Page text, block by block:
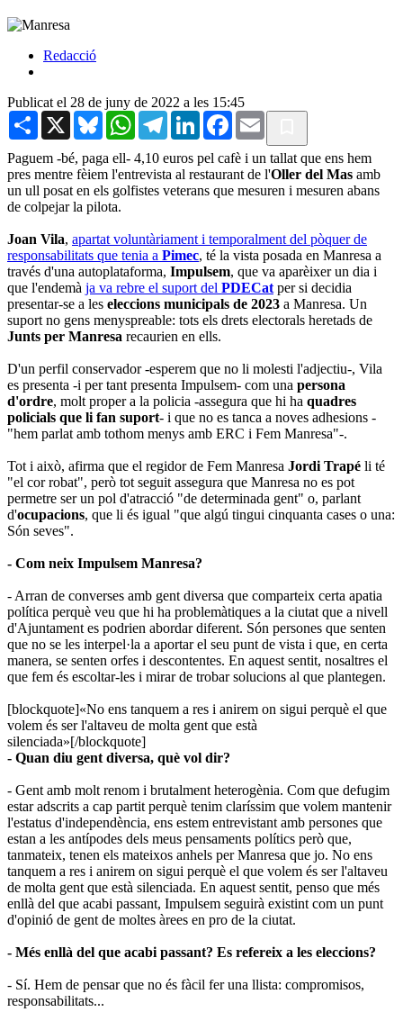
Redacció
Publicat el 28 de juny de 2022 a les 15:45
Share X BlueskyWhatsAppTelegramLinkedInFacebook
Email
Paguem -bé, paga ell- 4,10 euros pel cafè i un tallat que ens hem
pres mentre fèiem l'entrevista al restaurant de l'Oller del Mas amb
un ull posat en els golfistes veterans que mesuren i mesuren abans
de colpejar la pilota.
Joan Vila, apartat voluntàriament i temporalment del pòquer de
responsabilitats que tenia a Pimec, té la vista posada en Manresa a
través d'una autoplataforma, Impulsem, que va aparèixer un dia i
que l'endemà ja va rebre el suport del PDECat per si decidia
presentar-se a les eleccions municipals de 2023 a Manresa. Un
suport no gens menyspreable: tots els drets electorals heretads de
Junts per Manresa recaurien en ells.
D'un perfil conservador -esperem que no li molesti l'adjectiu-, Vila
es presenta -i per tant presenta Impulsem- com una persona
d'ordre, molt proper a la policia -assegura que hi ha quadres
policials que li fan suport- i que no es tanca a noves adhesions -
"hem parlat amb tothom menys amb ERC i Fem Manresa"-.
Tot i això, afirma que el regidor de Fem Manresa Jordi Trapé li té
"el cor robat", però tot seguit assegura que Manresa no es pot
permetre ser un pol d'atracció "de determinada gent" o, parlant
d'ocupacions, que li és igual "que algú tingui cinquanta cases o una:
Són seves".
- Com neix Impulsem Manresa?
- Arran de converses amb gent diversa que comparteix certa apatia
política perquè veu que hi ha problemàtiques a la ciutat que a nivell
d'Ajuntament es podrien abordar diferent. Són persones que senten
que no se les interpel·la a aportar el seu punt de vista i que, en certa
manera, se senten orfes i descontentes. En aquest sentit, nosaltres el
que fem és escoltar-les i mirar de trobar solucions al que plantegen.
[blockquote]«No ens tanquem a res i anirem on sigui perquè el que
volem és ser l'altaveu de molta gent que està
silenciada»[/blockquote]
- Quan diu gent diversa, què vol dir?
- Gent amb molt renom i brutalment heterogènia. Com que defugim
estar adscrits a cap partit perquè tenim claríssim que volem mantenir
l'estatus d'independència, ens estem entrevistant amb persones que
estan a les antípodes dels meus pensaments polítics però que,
tanmateix, tenen els mateixos anhels per Manresa que jo. No ens
tanquem a res i anirem on sigui perquè el que volem és ser l'altaveu
de molta gent que està silenciada. En aquest sentit, penso que més
enllà del que acabi passant, Impulsem seguirà existint com un punt
d'opinió de gent de moltes àrees en pro de la ciutat.
- Més enllà del que acabi passant? Es refereix a les eleccions?
- Sí. Hem de pensar que no és fàcil fer una llista: compromisos,
responsabilitats...